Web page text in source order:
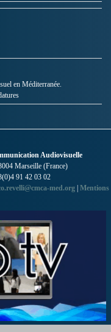
en Méditerranée.
Audiovisuelle
Marseille (France)
91 42 03 02
med.org | Mentions